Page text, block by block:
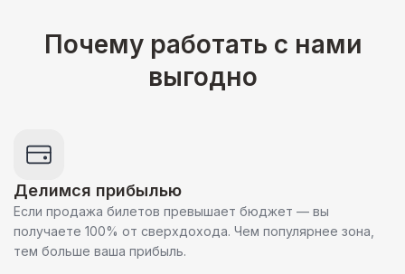
Почему работать с нами
выгодно
Делимся прибылью
Если продажа билетов превышает бюджет — вы
получаете 100% от сверхдохода. Чем популярнее зона,
тем больше ваша прибыль.